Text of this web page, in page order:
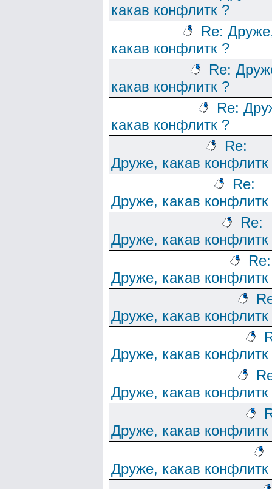
какав конфлитк ?
Re:
какав конфлитк ?
Re:
какав конфлитк ?
Re:
какав конфлитк ?
Re:
Друже, какав конфлитк
Re:
Друже, какав конфлитк
Re:
Друже, какав конфлитк
Re:
Друже, какав конфлитк
Друже, какав конфлитк
Друже, какав конфлитк
Друже, какав конфлитк
Друже, какав конфлитк
Друже, какав конфлитк